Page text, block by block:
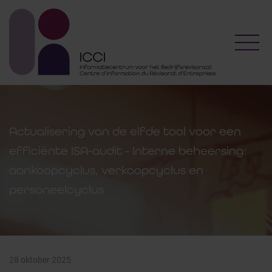
Actualisering van de elfde tool voor een
efficiënte ISA-audit - Interne beheersing:
aankoopcyclus, verkoopcyclus en
28 oktober 2025